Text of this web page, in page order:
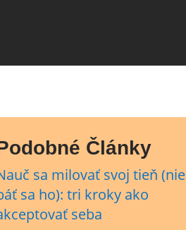
Články
sa milovať svoj tieň (nie
sa ho): tri kroky ako
seba